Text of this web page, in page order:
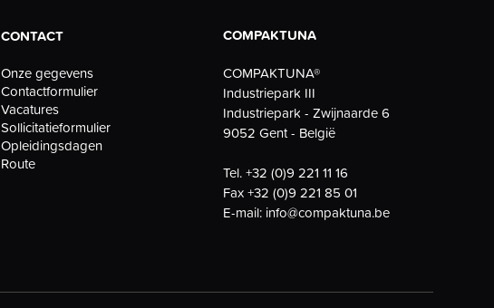
CONTACT
Onze gegevens
Contactformulier
Vacatures
Sollicitatieformulier
Opleidingsdagen
Route
COMPAKTUNA
COMPAKTUNA®
Industriepark III
Industriepark - Zwijnaarde 6
9052 Gent - België
Tel.+32 (0)9 221 11 16
Fax+32 (0)9 221 85 01
E-mail: info@compaktuna.be